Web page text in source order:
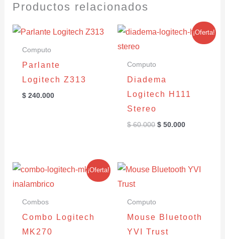
Productos relacionados
Computo
Parlante
Logitech Z313
$240.000
¡Oferta!
Computo
Diadema
Logitech H111
Stereo
$60.000
El
precio
$ 50.000
El
precio
actual
¡Oferta!
Combos
Combo Logitech
MK270
El
precio
El
precio
actual
Computo
Mouse Bluetooth
YVI Trust